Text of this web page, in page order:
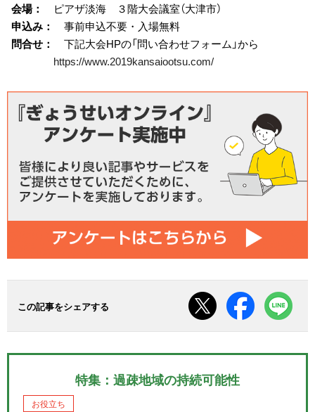
会場：
ピアザ淡海 ３階大会議室（大津市）
申込み：
事前申込不要・入場無料
問合せ：
下記大会HPの「問い合わせフォーム」から
https://www.2019kansaiootsu.com/
この記事をシェアする
特集：過疎地域の持続可能性
お役立ち